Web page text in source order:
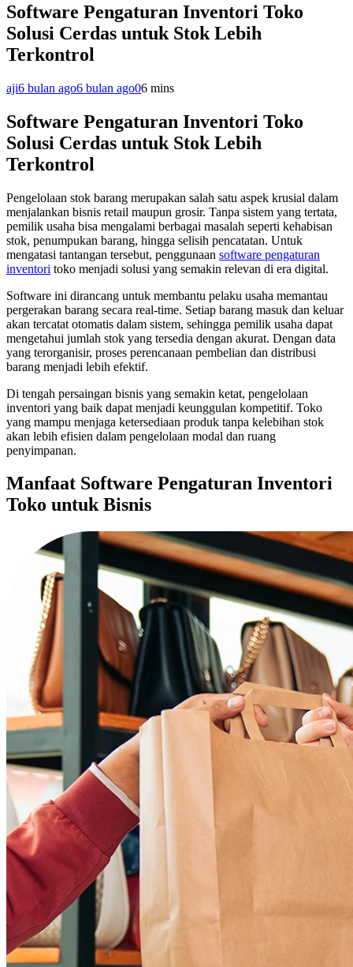
Software Pengaturan Inventori Toko
Solusi Cerdas untuk Stok Lebih
Terkontrol
aji6 bulan ago6 bulan ago06 mins
Software Pengaturan Inventori Toko
Solusi Cerdas untuk Stok Lebih
Terkontrol
Pengelolaan stok barang merupakan salah satu aspek krusial dalam
menjalankan bisnis retail maupun grosir. Tanpa sistem yang tertata,
pemilik usaha bisa mengalami berbagai masalah seperti kehabisan
stok, penumpukan barang, hingga selisih pencatatan. Untuk
mengatasi tantangan tersebut, penggunaan software pengaturan
inventori toko menjadi solusi yang semakin relevan di era digital.
Software ini dirancang untuk membantu pelaku usaha memantau
pergerakan barang secara real-time. Setiap barang masuk dan keluar
akan tercatat otomatis dalam sistem, sehingga pemilik usaha dapat
mengetahui jumlah stok yang tersedia dengan akurat. Dengan data
yang terorganisir, proses perencanaan pembelian dan distribusi
barang menjadi lebih efektif.
Di tengah persaingan bisnis yang semakin ketat, pengelolaan
inventori yang baik dapat menjadi keunggulan kompetitif. Toko
yang mampu menjaga ketersediaan produk tanpa kelebihan stok
akan lebih efisien dalam pengelolaan modal dan ruang
penyimpanan.
Manfaat Software Pengaturan Inventori
Toko untuk Bisnis